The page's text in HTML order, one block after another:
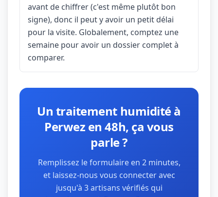
avant de chiffrer (c'est même plutôt bon
signe), donc il peut y avoir un petit délai
pour la visite. Globalement, comptez une
semaine pour avoir un dossier complet à
comparer.
Un traitement humidité à
Perwez en 48h, ça vous
parle ?
Remplissez le formulaire en 2 minutes,
et laissez-nous vous connecter avec
jusqu'à 3 artisans vérifiés qui